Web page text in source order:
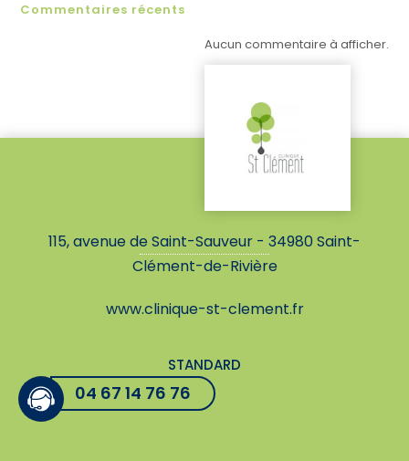
Commentaires récents
Aucun commentaire à afficher.
115, avenue de Saint-Sauveur - 34980 Saint-
Clément-de-Rivière
www.clinique-st-clement.fr
STANDARD
04 67 14 76 76